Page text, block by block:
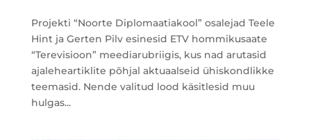
Projekti “Noorte Diplomaatiakool” osalejad Teele
Hint ja Gerten Pilv esinesid ETV hommikusaate
“Terevisioon” meediarubriigis, kus nad arutasid
ajaleheartiklite põhjal aktuaalseid ühiskondlikke
teemasid. Nende valitud lood käsitlesid muu
hulgas...